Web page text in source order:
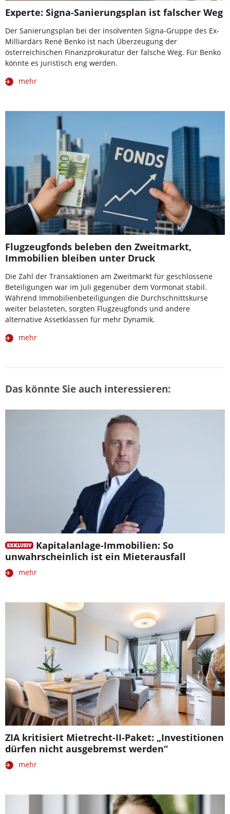
Experte: Signa-Sanierungsplan ist falscher Weg
Der Sanierungsplan bei der insolventen Signa-Gruppe des Ex-
Milliardärs René Benko ist nach Überzeugung der
österreichischen Finanzprokuratur der falsche Weg. Für Benko
könnte es juristisch eng werden.
mehr
Flugzeugfonds beleben den Zweitmarkt,
Immobilien bleiben unter Druck
Die Zahl der Transaktionen am Zweitmarkt für geschlossene
Beteiligungen war im Juli gegenüber dem Vormonat stabil.
Während Immobilienbeteiligungen die Durchschnittskurse
weiter belasteten, sorgten Flugzeugfonds und andere
alternative Assetklassen für mehr Dynamik.
mehr
Das könnte Sie auch interessieren:
Kapitalanlage-Immobilien: So
unwahrscheinlich ist ein Mieterausfall
mehr
ZIA kritisiert Mietrecht-II-Paket: „Investitionen
dürfen nicht ausgebremst werden“
mehr